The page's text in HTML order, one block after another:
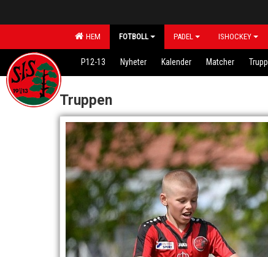
HEM FOTBOLL PADEL ISHOCKEY
P12-13 Nyheter Kalender Matcher
Truppen